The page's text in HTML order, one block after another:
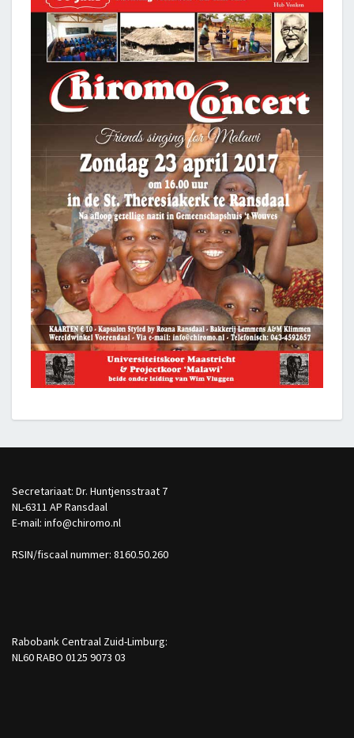
Secretariaat: Dr. Huntjensstraat 7
NL-6311 AP Ransdaal
E-mail: info@chiromo.nl
RSIN/fiscaal nummer: 8160.50.260
Rabobank Centraal Zuid-Limburg:
NL60 RABO 0125 9073 03